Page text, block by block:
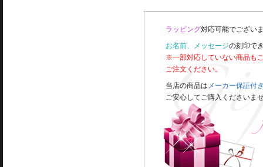
ラッピング対応可能でござい
お名前、メッセージの刻印で
※一部対応していない商品も
ご注文ください。
当店の商品は メーカー保証付
ご安心してご購入くださいま